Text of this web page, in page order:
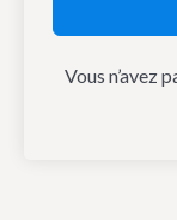
Vous n’avez